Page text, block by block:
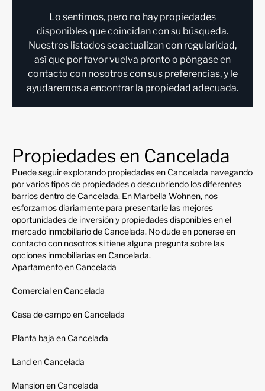
Lo sentimos, pero no hay propiedades
disponibles que coincidan con su búsqueda.
Nuestros listados se actualizan con regularidad,
así que por favor vuelva pronto o póngase en
contacto con nosotros con sus preferencias, y le
ayudaremos a encontrar la propiedad adecuada.
Propiedades en Cancelada
Puede seguir explorando propiedades en Cancelada navegando
por varios tipos de propiedades o descubriendo los diferentes
barrios dentro de Cancelada. En Marbella Wohnen, nos
esforzamos diariamente para presentarle las mejores
oportunidades de inversión y propiedades disponibles en el
mercado inmobiliario de Cancelada. No dude en ponerse en
contacto con nosotros si tiene alguna pregunta sobre las
opciones inmobiliarias en Cancelada.
Apartamento en Cancelada
Comercial en Cancelada
Casa de campo en Cancelada
Planta baja en Cancelada
Land en Cancelada
Mansion en Cancelada